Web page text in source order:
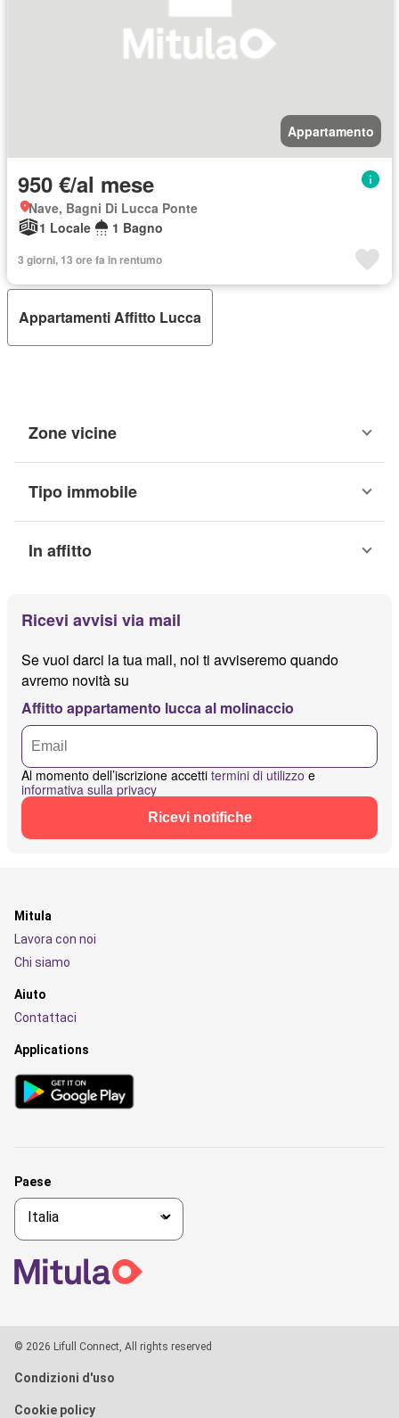
Appartamento
950 €/al mese
Nave, Bagni Di Lucca Ponte
1 Locale
1 Bagno
3 giorni, 13 ore fa in rentumo
Appartamenti Affitto Lucca
Zone vicine
Tipo immobile
In affitto
Ricevi avvisi via mail
Se vuoi darci la tua mail, noi ti avviseremo quando
avremo novità su
Affitto appartamento lucca al molinaccio
Al momento dell’iscrizione accetti termini di utilizzo e
informativa sulla privacy
Ricevi notifiche
Mitula
Lavora con noi
Chi siamo
Aiuto
Contattaci
Applications
Paese
© 2026 Lifull Connect, All rights reserved
Condizioni d'uso
Cookie policy